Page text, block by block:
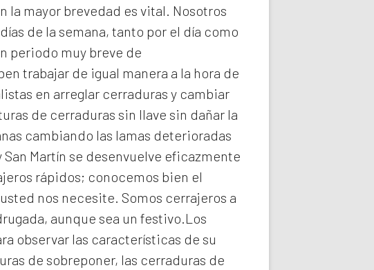
la mayor brevedad es vital. Nosotros
de la semana, tanto por el día como
periodo muy breve de
trabajar de igual manera a la hora de
en arreglar cerraduras y cambiar
de cerraduras sin llave sin dañar la
cambiando las lamas deterioradas
Martín se desenvuelve eficazmente
rápidos; conocemos bien el
nos necesite. Somos cerrajeros a
aunque sea un festivo.Los
observar las características de su
de sobreponer, las cerraduras de